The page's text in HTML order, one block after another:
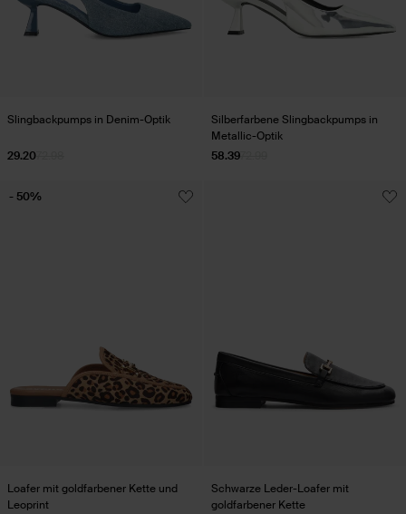
Slingbackpumps in Denim-Optik
29.20
Silberfarbene Slingbackpumps in
Metallic-Optik
58.39
Loafer mit goldfarbener Kette und
Leoprint
- 50%
Schwarze Leder-Loafer mit
goldfarbener Kette